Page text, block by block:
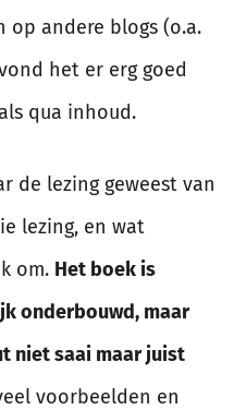
op andere blogs (o.a.
het er erg goed
qua inhoud.
de lezing geweest van
lezing, en wat
om. Het boek is
onderbouwd, maar
niet saai maar juist
voorbeelden en